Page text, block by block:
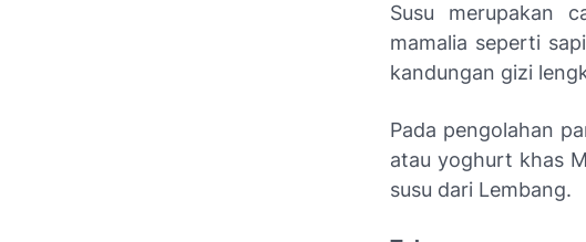
Susu merupakan
mamalia seperti
kandungan gizi
Pada pengolahan
atau yoghurt khas
susu dari Lembang.